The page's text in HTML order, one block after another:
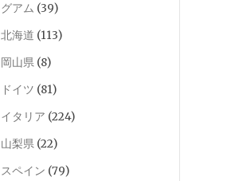
グアム (39)
北海道 (113)
岡山県 (8)
ドイツ (81)
イタリア (224)
山梨県 (22)
スペイン (79)